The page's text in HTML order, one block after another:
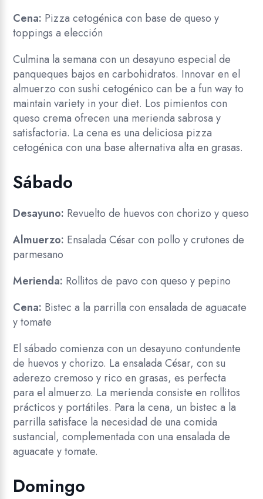
Cena: Pizza cetogénica con base de queso y
toppings a elección
Culmina la semana con un desayuno especial de
panqueques bajos en carbohidratos. Innovar en el
almuerzo con sushi cetogénico can be a fun way to
maintain variety in your diet. Los pimientos con
queso crema ofrecen una merienda sabrosa y
satisfactoria. La cena es una deliciosa pizza
cetogénica con una base alternativa alta en grasas.
Sábado
Desayuno: Revuelto de huevos con chorizo y queso
Almuerzo: Ensalada César con pollo y crutones de
parmesano
Merienda: Rollitos de pavo con queso y pepino
Cena: Bistec a la parrilla con ensalada de aguacate
y tomate
El sábado comienza con un desayuno contundente
de huevos y chorizo. La ensalada César, con su
aderezo cremoso y rico en grasas, es perfecta
para el almuerzo. La merienda consiste en rollitos
prácticos y portátiles. Para la cena, un bistec a la
parrilla satisface la necesidad de una comida
sustancial, complementada con una ensalada de
aguacate y tomate.
Domingo